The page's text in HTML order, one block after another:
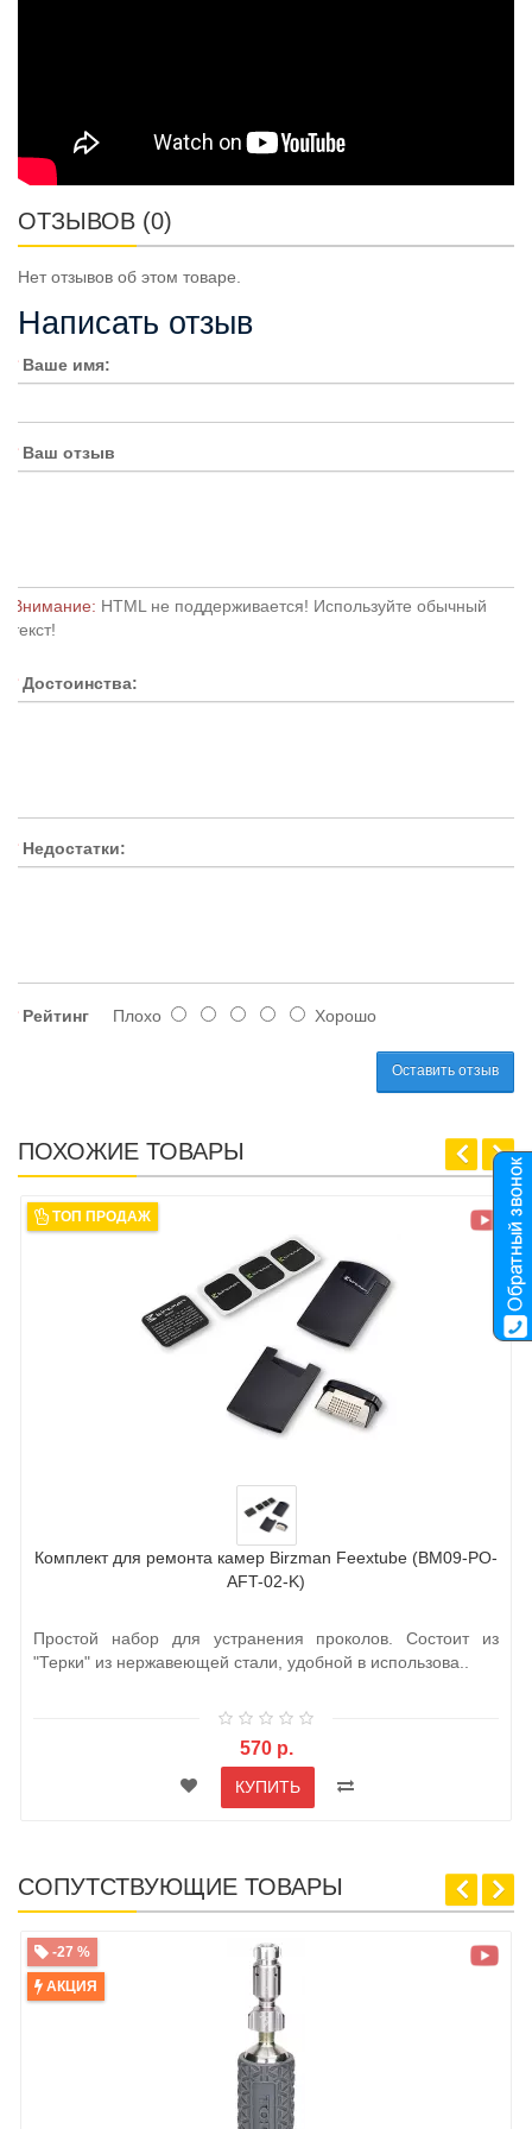
ОТЗЫВОВ (0)
Нет отзывов об этом товаре.
Написать отзыв
Ваше имя:
Ваш отзыв
Внимание: HTML не поддерживается! Используйте обычный
текст!
Достоинства:
Недостатки:
Рейтинг Плохо Хорошо
Оставить отзыв
ПОХОЖИЕ ТОВАРЫ
ТОП ПРОДАЖ
Комплект для ремонта камер Birzman Feextube (BM09-PO-
AFT-02-K)
Простой набор для устранения проколов. Состоит из
"Терки" из нержавеющей стали, удобной в использова..
570 р.
КУПИТЬ
СОПУТСТВУЮЩИЕ ТОВАРЫ
-27 %
АКЦИЯ